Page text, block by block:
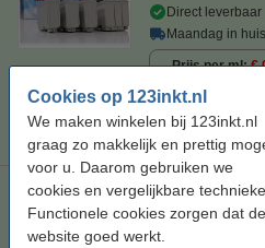
Cookies op 123inkt.nl
We maken winkelen bij 123inkt.nl
graag zo makkelijk en prettig
voor u. Daarom gebruiken we
cookies en vergelijkbare
Functionele cookies zorgen dat de
website goed werkt.
Direct leverbaar
Maandag in huis
Prijs per ml €
€ 27,00
Epson aanbieding: 3 x T051
huismerk)
zwart (3x) en kleur